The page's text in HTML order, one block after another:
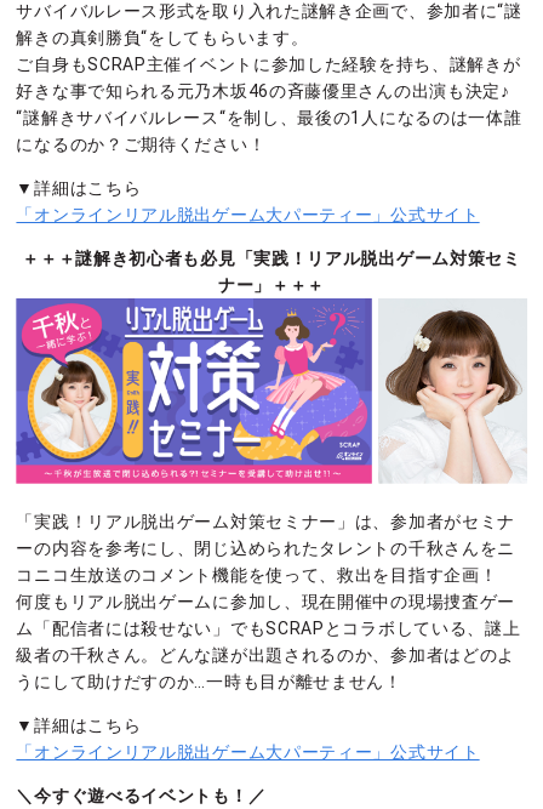
サバイバルレース形式を取り入れた謎解き企画で、参加者に“謎
解きの真剣勝負“をしてもらいます。
ご自身もSCRAP主催イベントに参加した経験を持ち、謎解きが
好きな事で知られる元乃木坂46の斉藤優里さんの出演も決定♪
“謎解きサバイバルレース“を制し、最後の1人になるのは一体誰
になるのか？ご期待ください！
▼詳細はこちら
「オンラインリアル脱出ゲーム大パーティー」公式サイト
＋＋＋謎解き初心者も必見「実践！リアル脱出ゲーム対策セミ
ナー」＋＋＋
「実践！リアル脱出ゲーム対策セミナー」は、参加者がセミナ
ーの内容を参考にし、閉じ込められたタレントの千秋さんをニ
コニコ生放送のコメント機能を使って、救出を目指す企画！
何度もリアル脱出ゲームに参加し、現在開催中の現場捜査ゲー
ム「配信者には殺せない」でもSCRAPとコラボしている、謎上
級者の千秋さん。どんな謎が出題されるのか、参加者はどのよ
うにして助けだすのか…一時も目が離せません！
▼詳細はこちら
「オンラインリアル脱出ゲーム大パーティー」公式サイト
＼今すぐ遊べるイベントも！／